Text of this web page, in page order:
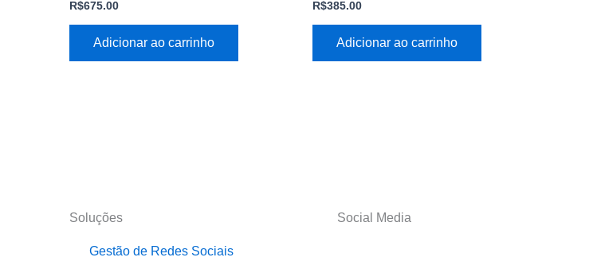
R$675.00
Adicionar ao carrinho
R$385.00
Adicionar ao carrinho
Soluções
Gestão de Redes Sociais
Social Media